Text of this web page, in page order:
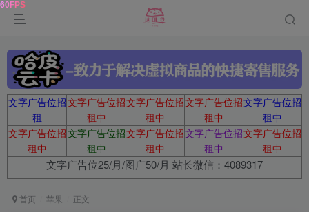
文字广告位招
租
文字广告位招
租中
文字广告位招
租中
文字广告位招
租中
文字广告位招
租中
文字广告位招
租中
文字广告位招
租中
文字广告位招
租中
文字广告位招
租中
文字广告位招
租中
文字广告位25/月/图广50/月 站长微信：4089317
首页 苹果 正文